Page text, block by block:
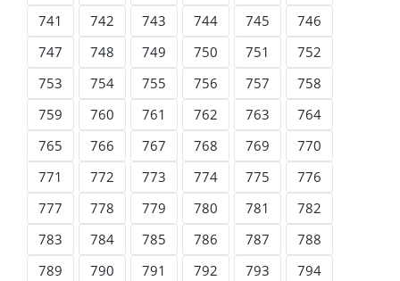
741
742 743 744 745
746
747
748 749 750 751
752
753
754 755 756 757
758
759
760 761 762 763
764
765
766 767 768 769
770
771
772 773 774 775
776
777
778 779 780 781
782
783
784 785 786 787
788
789
790 791 792 793
794